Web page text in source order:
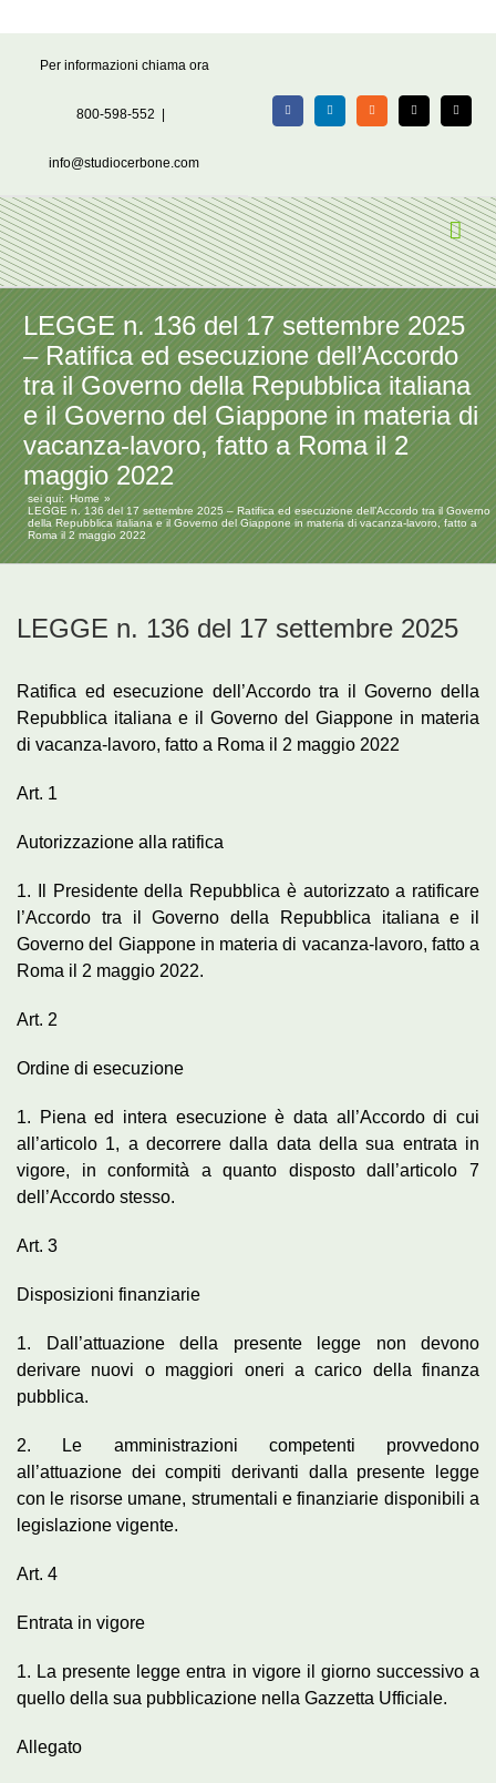
Per informazioni chiama ora
800-598-552
info@studiocerbone.com
FacebookLinkedIn Rss X Email
LEGGE n. 136 del 17 settembre 2025
– Ratifica ed esecuzione dell’Accordo
tra il Governo della Repubblica italiana
e il Governo del Giappone in materia di
vacanza-lavoro, fatto a Roma il 2
maggio 2022
sei qui: Home
LEGGE n. 136 del 17 settembre 2025 – Ratifica ed esecuzione dell’Accordo tra il Governo
della Repubblica italiana e il Governo del Giappone in materia di vacanza-lavoro, fatto a
Roma il 2 maggio 2022
LEGGE n. 136 del 17 settembre 2025
Ratifica ed esecuzione dell’Accordo tra il Governo della
Repubblica italiana e il Governo del Giappone in materia
di vacanza-lavoro, fatto a Roma il 2 maggio 2022
Art. 1
Autorizzazione alla ratifica
1. Il Presidente della Repubblica è autorizzato a ratificare
l’Accordo tra il Governo della Repubblica italiana e il
Governo del Giappone in materia di vacanza-lavoro, fatto a
Roma il 2 maggio 2022.
Art. 2
Ordine di esecuzione
1. Piena ed intera esecuzione è data all’Accordo di cui
all’articolo 1, a decorrere dalla data della sua entrata in
vigore, in conformità a quanto disposto dall’articolo 7
dell’Accordo stesso.
Art. 3
Disposizioni finanziarie
1. Dall’attuazione della presente legge non devono
derivare nuovi o maggiori oneri a carico della finanza
pubblica.
2. Le amministrazioni competenti provvedono
all’attuazione dei compiti derivanti dalla presente legge
con le risorse umane, strumentali e finanziarie disponibili a
legislazione vigente.
Art. 4
Entrata in vigore
1. La presente legge entra in vigore il giorno successivo a
quello della sua pubblicazione nella Gazzetta Ufficiale.
Allegato